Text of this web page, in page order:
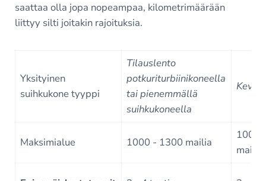
saattaa olla jopa nopeampaa, kilometrimäärään
liittyy silti joitakin rajoituksia.
Yksityinen
suihkukone tyyppi
Tilauslento
potkuriturbiinikoneella
tai pienemmällä
suihkukoneella
Maksimialue 1000 - 1300 mailia
mailia